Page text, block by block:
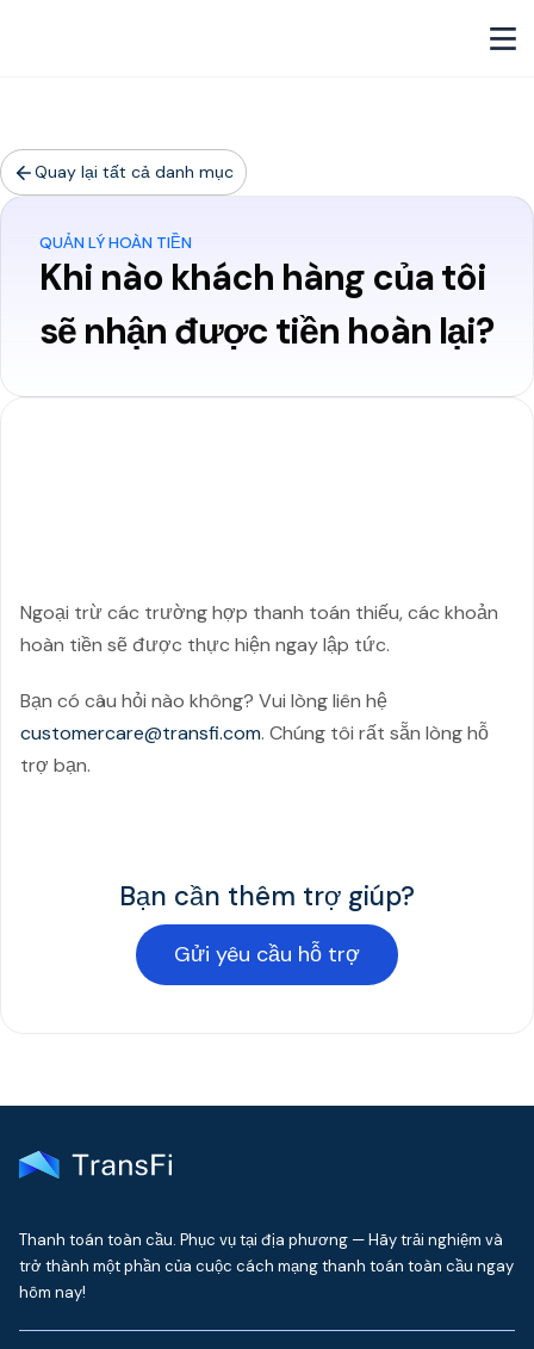
Quay lại tất cả danh mục
QUẢN LÝ HOÀN TIỀN
Khi nào khách hàng của tôi
sẽ nhận được tiền hoàn lại?
Ngoại trừ các trường hợp thanh toán thiếu, các khoản
hoàn tiền sẽ được thực hiện ngay lập tức.
Bạn có câu hỏi nào không? Vui lòng liên hệ
customercare@transfi.com. Chúng tôi rất sẵn lòng hỗ
trợ bạn.
Bạn cần thêm trợ giúp?
Gửi yêu cầu hỗ trợ
Thanh toán toàn cầu. Phục vụ tại địa phương — Hãy trải nghiệm và
trở thành một phần của cuộc cách mạng thanh toán toàn cầu ngay
hôm nay!